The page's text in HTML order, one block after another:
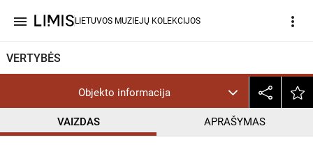
menu LIETUVOS MUZIEJŲ KOLEKCIJOS more_vert
VERTYBĖS
Objekto informacija
VAIZDAS APRAŠYMAS